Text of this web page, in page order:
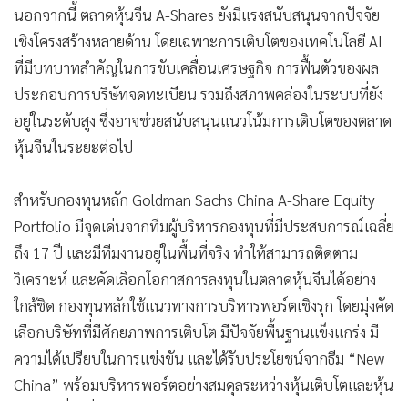
นอกจากนี้ ตลาดหุ้นจีน A-Shares ยังมีแรงสนับสนุนจากปัจจัย
เชิงโครงสร้างหลายด้าน โดยเฉพาะการเติบโตของเทคโนโลยี AI
ที่มีบทบาทสำคัญในการขับเคลื่อนเศรษฐกิจ การฟื้นตัวของผล
ประกอบการบริษัทจดทะเบียน รวมถึงสภาพคล่องในระบบที่ยัง
อยู่ในระดับสูง ซึ่งอาจช่วยสนับสนุนแนวโน้มการเติบโตของตลาด
หุ้นจีนในระยะต่อไป
สำหรับกองทุนหลัก Goldman Sachs China A-Share Equity
Portfolio มีจุดเด่นจากทีมผู้บริหารกองทุนที่มีประสบการณ์เฉลี่ย
ถึง 17 ปี และมีทีมงานอยู่ในพื้นที่จริง ทำให้สามารถติดตาม
วิเคราะห์ และคัดเลือกโอกาสการลงทุนในตลาดหุ้นจีนได้อย่าง
ใกล้ชิด กองทุนหลักใช้แนวทางการบริหารพอร์ตเชิงรุก โดยมุ่งคัด
เลือกบริษัทที่มีศักยภาพการเติบโต มีปัจจัยพื้นฐานแข็งแกร่ง มี
ความได้เปรียบในการแข่งขัน และได้รับประโยชน์จากธีม “New
China” พร้อมบริหารพอร์ตอย่างสมดุลระหว่างหุ้นเติบโตและหุ้น